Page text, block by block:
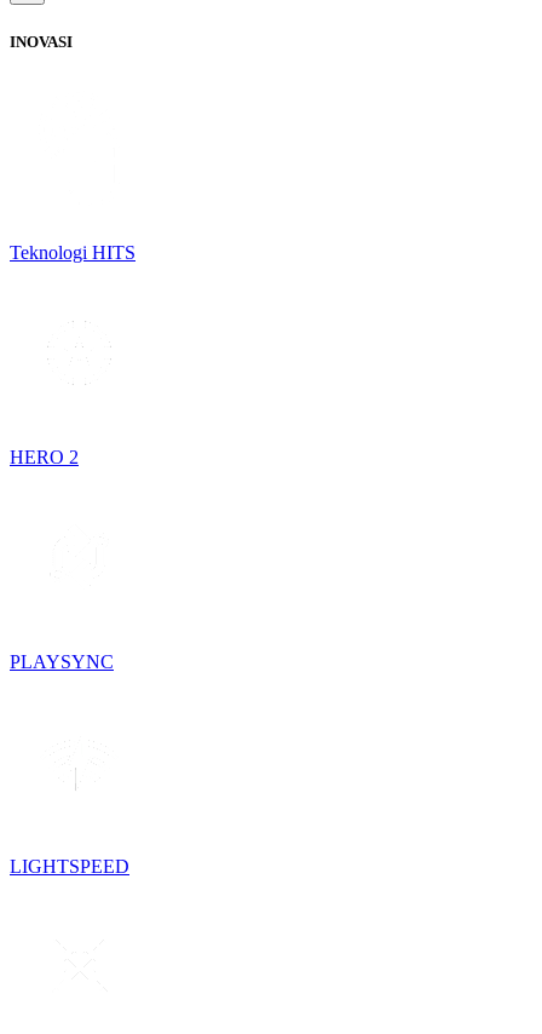
INOVASI
Teknologi HITS
HERO 2
PLAYSYNC
LIGHTSPEED